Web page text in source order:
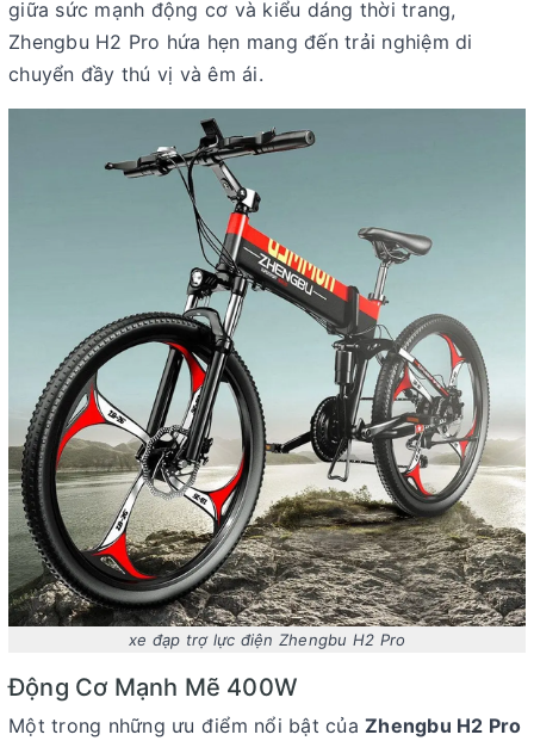
giữa sức mạnh động cơ và kiểu dáng thời trang,
Zhengbu H2 Pro hứa hẹn mang đến trải nghiệm di
chuyển đầy thú vị và êm ái.
xe đạp trợ lực điện Zhengbu H2 Pro
Động Cơ Mạnh Mẽ 400W
Một trong những ưu điểm nổi bật của Zhengbu H2 Pro